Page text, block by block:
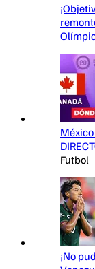
Futbol
¡No